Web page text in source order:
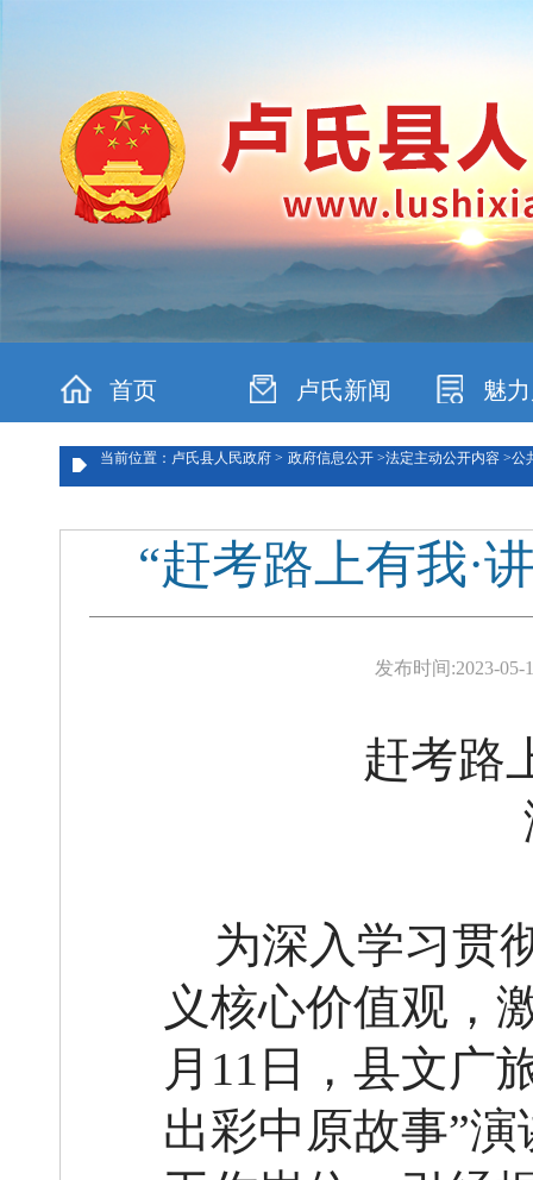
首页 卢氏新闻 魅
当前位置：卢氏县人民政府 > 政府信息公开 >法定主动公开内容 >公
“赶考路上有我·
发布时间:2023-05-
赶考路
为深入学习贯
义核心价值观，
月11日，县文广
出彩中原故事”